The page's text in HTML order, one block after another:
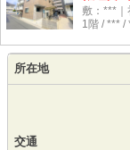
敷：***
1階 / *** /
所在地
交通